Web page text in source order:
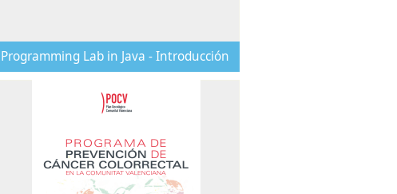
Programming Lab in Java - Introducción